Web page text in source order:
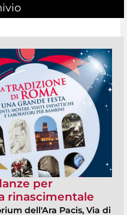
per
rinascimentale
dell'Ara Pacis, Via di